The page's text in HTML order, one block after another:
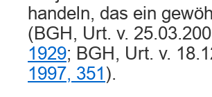
handeln, das ein
(BGH, Urt. v.
1929; BGH, Urt. v.
1997, 351 ).